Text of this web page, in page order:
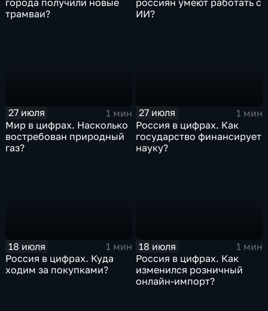
города получили новые
трамваи?
россиян умеют работать с
ИИ?
27 июля
1 мин
Мир в цифрах. Насколько
востребован природный
газ?
27 июля
1 мин
Россия в цифрах. Как
государство финансирует
науку?
18 июля
1 мин
Россия в цифрах. Куда
ходим за покупками?
18 июля
1 мин
Россия в цифрах. Как
изменился розничный
онлайн-импорт?